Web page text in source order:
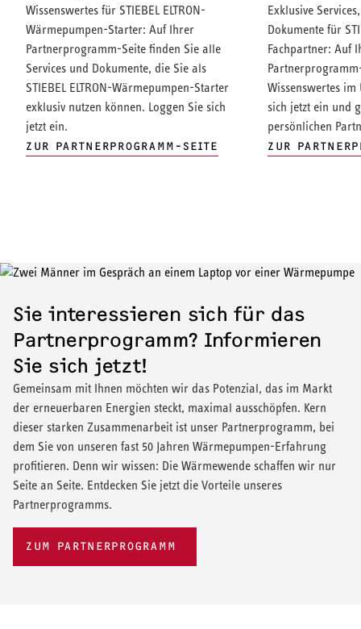
Wissenswertes für STIEBEL ELTRON-
Wärmepumpen-Starter: Auf Ihrer
Partnerprogramm-Seite finden Sie alle
Services und Dokumente, die Sie als
STIEBEL ELTRON-Wärmepumpen-Starter
exklusiv nutzen können. Loggen Sie sich
jetzt ein.
ZUR PARTNERPROGRAMM-SEITE
Exklusive
Dokumente für
Fachpartner: Auf
Wissenswertes im
sich jetzt ein und
persönlichen
ZUR
Sie interessieren sich für das
Partnerprogramm? Informieren
Sie sich jetzt!
Gemeinsam mit Ihnen möchten wir das Potenzial, das im Markt
der erneuerbaren Energien steckt, maximal ausschöpfen. Kern
dieser starken Zusammenarbeit ist unser Partnerprogramm, bei
dem Sie von unseren fast 50 Jahren Wärmepumpen-Erfahrung
profitieren. Denn wir wissen: Die Wärmewende schaffen wir nur
Seite an Seite. Entdecken Sie jetzt die Vorteile unseres
Partnerprogramms.
ZUM PARTNERPROGRAMM